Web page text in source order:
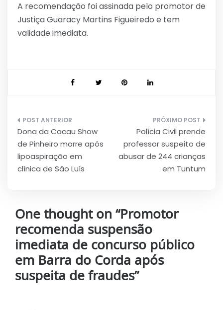
A recomendação foi assinada pelo promotor de
Justiça Guaracy Martins Figueiredo e tem
validade imediata.
Navegação
de
Post
Dona da Cacau Show
de Pinheiro morre após
lipoaspiração em
clínica de São Luís
Polícia Civil prende
professor suspeito de
abusar de 244 crianças
em Tuntum
One thought on “Promotor
recomenda suspensão
imediata de concurso público
em Barra do Corda após
suspeita de fraudes”